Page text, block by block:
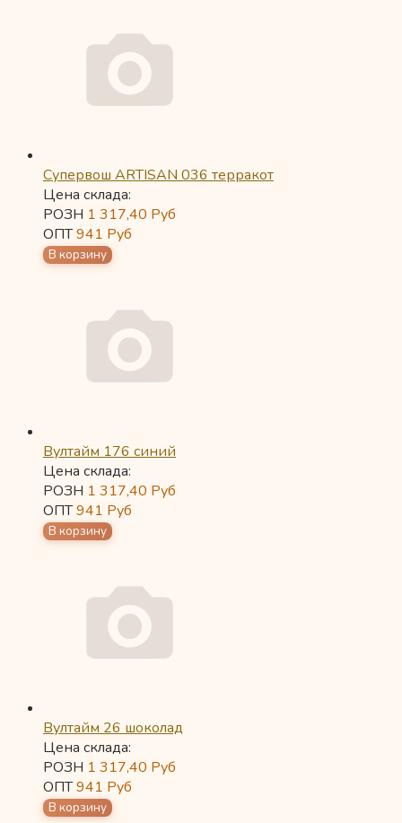
Супервош ARTISAN 036 терракот
Цена склада:
РОЗН 1 317,40 Руб
ОПТ941 Руб
Вултайм 176 синий
Цена склада:
РОЗН 1 317,40 Руб
ОПТ941 Руб
Вултайм 26 шоколад
Цена склада:
РОЗН 1 317,40 Руб
ОПТ941 Руб